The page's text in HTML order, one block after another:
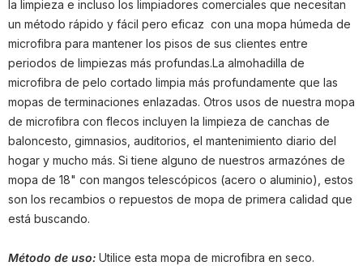
la limpieza e incluso los limpiadores comerciales que necesitan
un método rápido y fácil pero eficaz con una mopa húmeda de
microfibra para mantener los pisos de sus clientes entre
periodos de limpiezas más profundas.La almohadilla de
microfibra de pelo cortado limpia más profundamente que las
mopas de terminaciones enlazadas. Otros usos de nuestra mopa
de microfibra con flecos incluyen la limpieza de canchas de
baloncesto, gimnasios, auditorios, el mantenimiento diario del
hogar y mucho más. Si tiene alguno de nuestros armazónes de
mopa de 18" con mangos telescópicos (acero o aluminio), estos
son los recambios o repuestos de mopa de primera calidad que
está buscando.
Método de uso: Utilice esta mopa de microfibra en seco.